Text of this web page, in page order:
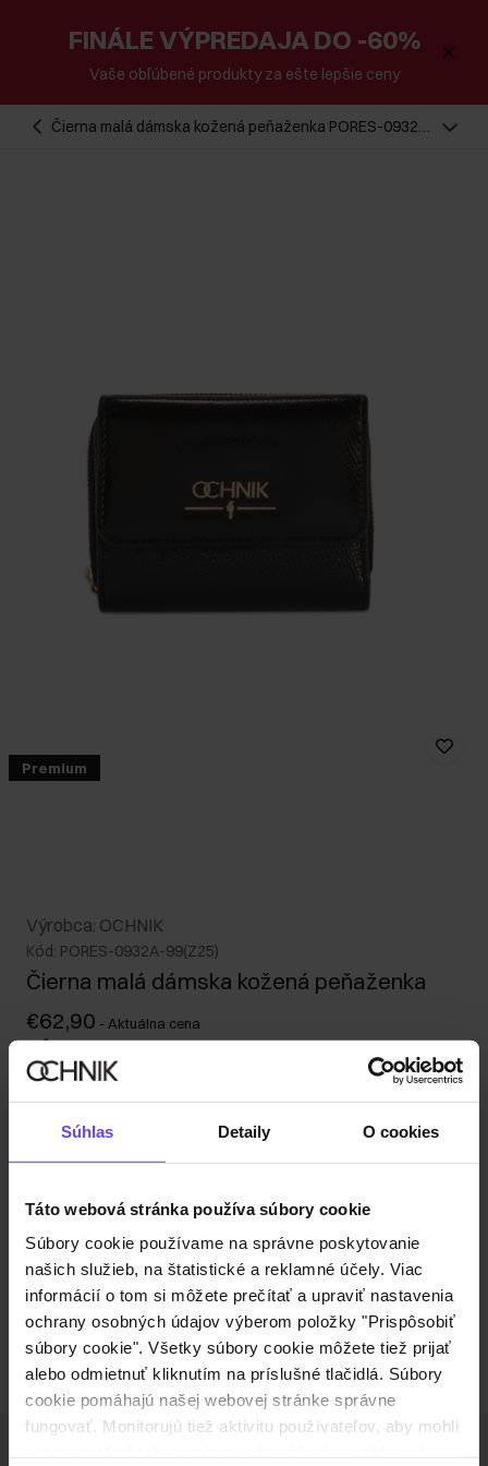
Súhlas Detaily O cookies
Táto webová stránka používa súbory cookie
Súbory cookie používame na správne poskytovanie
našich služieb, na štatistické a reklamné účely. Viac
informácií o tom si môžete prečítať a upraviť nastavenia
ochrany osobných údajov výberom položky "Prispôsobiť
súbory cookie". Všetky súbory cookie môžete tiež prijať
alebo odmietnuť kliknutím na príslušné tlačidlá. Súbory
cookie pomáhajú našej webovej stránke správne
fungovať. Monitorujú tiež aktivitu používateľov, aby mohli
FINÁLE VÝPREDAJA DO -60%
Vaše obľúbené produkty za ešte lepšie ceny
Čierna malá dámska kožená peňaženka PORES-0932A-
Premium
Výrobca: OCHNIK
Kód: PORES-0932A-99(Z25)
Čierna malá dámska kožená peňaženka
€62,90 - Aktuálna cena
Popis produktu
Detaily
Zloženie a rozmery
Recenzie